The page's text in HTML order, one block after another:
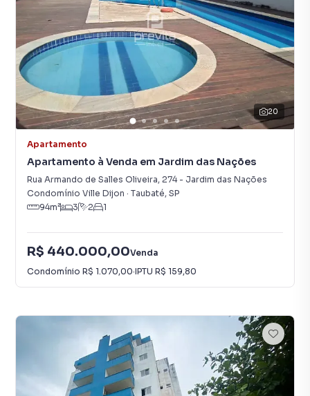
20
Apartamento
Apartamento à Venda em Jardim das Nações
Rua Armando de Salles Oliveira, 274- Jardim das Nações
Condomínio Ville Dijon · Taubaté, SP
94m² 3 2 1
R$ 440.000,00Venda
Condomínio R$ 1.070,00·IPTU R$ 159,80